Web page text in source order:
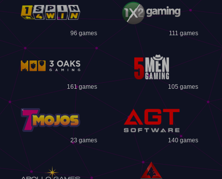
96 games 111 games
161 games 105 games
23 games 140 games